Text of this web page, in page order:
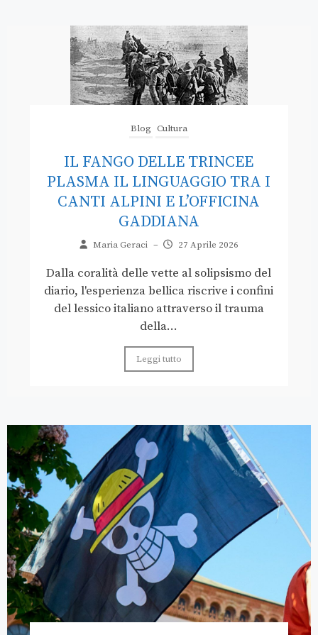
Blog Cultura
IL FANGO DELLE TRINCEE
PLASMA IL LINGUAGGIO TRA I
CANTI ALPINI E L’OFFICINA
GADDIANA
Maria Geraci – 27 Aprile 2026
Dalla coralità delle vette al solipsismo del
diario, l'esperienza bellica riscrive i confini
del lessico italiano attraverso il trauma
della...
Leggi tutto